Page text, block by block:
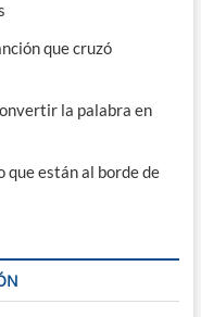
que cruzó
la palabra en
que están al borde de